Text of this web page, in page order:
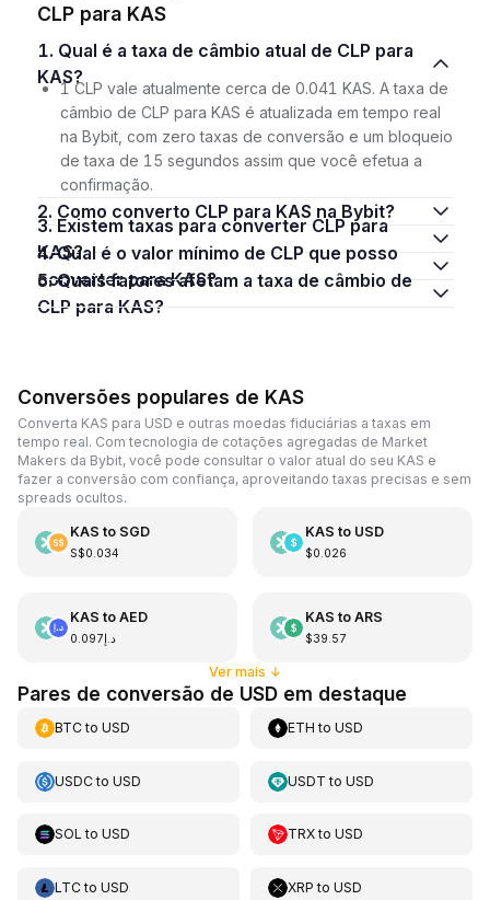
CLP para KAS
1. Qual é a taxa de câmbio atual de CLP para
KAS?
1 CLP vale atualmente cerca de 0.041 KAS. A taxa de
câmbio de CLP para KAS é atualizada em tempo real
na Bybit, com zero taxas de conversão e um bloqueio
de taxa de 15 segundos assim que você efetua a
confirmação.
2. Como converto CLP para KAS na Bybit?
3. Existem taxas para converter CLP para
KAS?
4. Qual é o valor mínimo de CLP que posso
converter para KAS?
5. Quais fatores afetam a taxa de câmbio de
CLP para KAS?
Conversões populares de KAS
Converta KAS para USD e outras moedas fiduciárias a taxas em
tempo real. Com tecnologia de cotações agregadas de Market
Makers da Bybit, você pode consultar o valor atual do seu KAS e
fazer a conversão com confiança, aproveitando taxas precisas e sem
spreads ocultos.
KAS to SGD
S$0.034
KAS to USD
$0.026
KAS to AED
د.إ0.097
KAS to ARS
$39.57
Ver mais ↓
Pares de conversão de USD em destaque
BTCto USD ETH toUSD
USDCto USD USDT toUSD
SOL to USD TRXtoUSD
LTCto USD XRP toUSD